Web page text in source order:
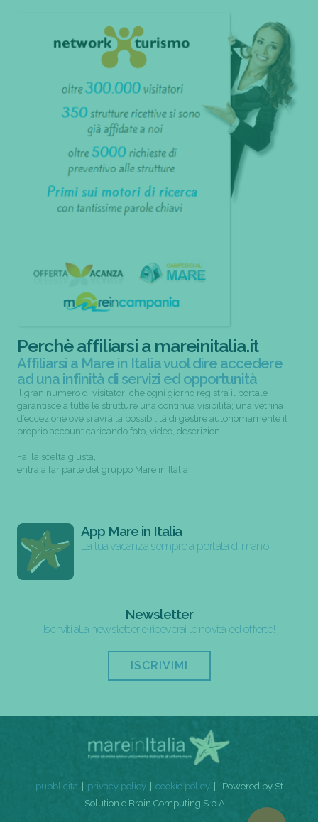
Perchè affiliarsi a mareinitalia.it
Affiliarsi a Mare in Italia vuol dire accedere
ad una infinità di servizi ed opportunità
Il gran numero di visitatori che ogni giorno registra il portale
garantisce a tutte le strutture una continua visibilità; una vetrina
d’eccezione ove si avrà la possibilità di gestire autonomamente il
proprio account caricando foto, video, descrizioni...
Fai la scelta giusta,
entra a far parte del gruppo Mare in Italia
App Mare in Italia
La tua vacanza sempre a portata di mano
Newsletter
Iscriviti alla newsletter e riceverai le novità ed offerte!
ISCRIVIMI
pubblicità privacy policy cookie policy
Powered by St
Solution e Brain Computing S.p.A.